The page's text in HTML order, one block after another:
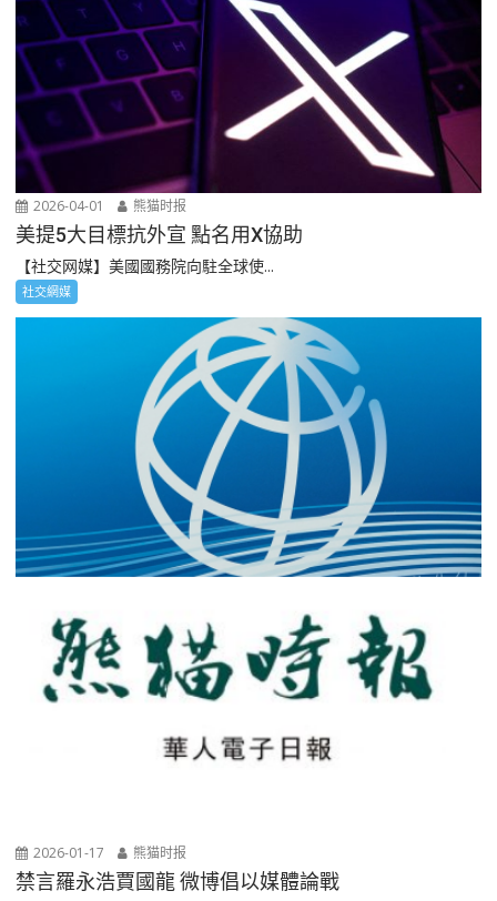
2026-04-01 熊猫时报
美提5大目標抗外宣 點名用X協助
【社交网媒】美國國務院向駐全球使...
社交網媒
2026-01-17 熊猫时报
禁言羅永浩賈國龍 微博倡以媒體論戰